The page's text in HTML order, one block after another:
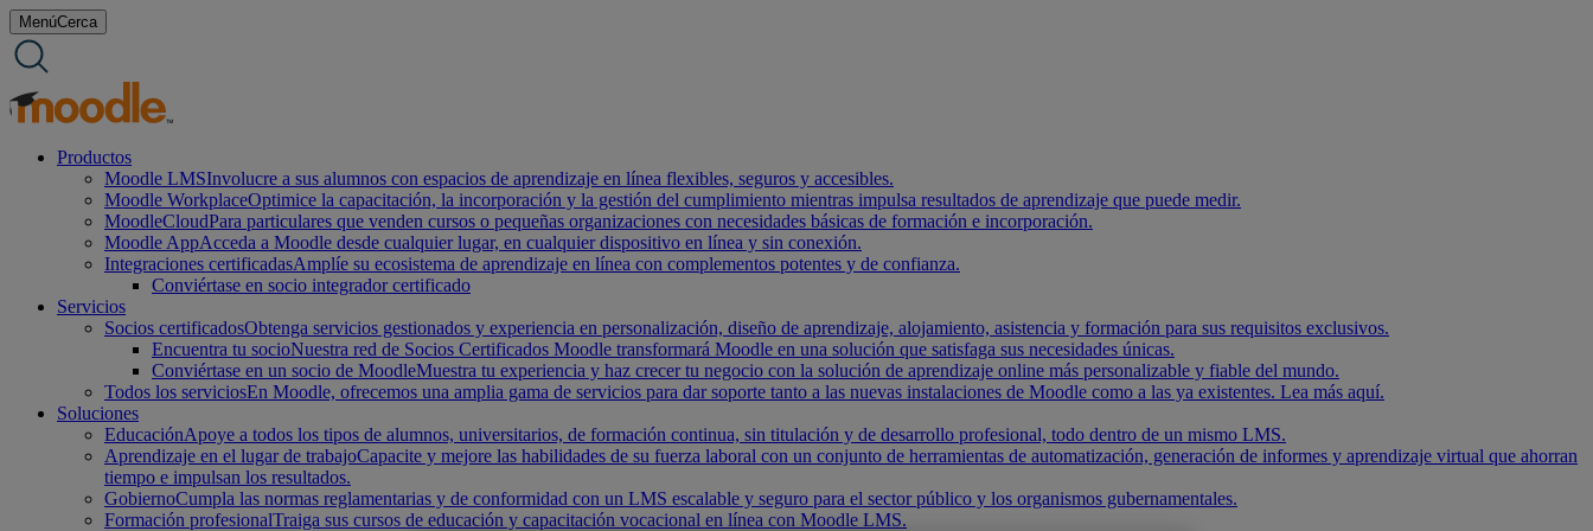
saltar
al
contenido
MenúCerca
Productos
Moodle LMSInvolucre a sus alumnos con espacios de aprendizaje en línea flexibles, seguros y accesibles.
Moodle WorkplaceOptimice la capacitación, la incorporación y la gestión del cumplimiento mientras impulsa resultados de aprendizaje que puede medir.
MoodleCloudPara particulares que venden cursos o pequeñas organizaciones con necesidades básicas de formación e incorporación.
Moodle AppAcceda a Moodle desde cualquier lugar, en cualquier dispositivo en línea y sin conexión.
Integraciones certificadasAmplíe su ecosistema de aprendizaje en línea con complementos potentes y de confianza.
Conviértase en socio integrador certificado
Servicios
Socios certificadosObtenga servicios gestionados y experiencia en personalización, diseño de aprendizaje, alojamiento, asistencia y formación para sus requisitos exclusivos.
Encuentra tu socioNuestra red de Socios Certificados Moodle transformará Moodle en una solución que satisfaga sus necesidades únicas.
Conviértase en un socio de MoodleMuestra tu experiencia y haz crecer tu negocio con la solución de aprendizaje online más personalizable y fiable del mundo.
Todos los serviciosEn Moodle, ofrecemos una amplia gama de servicios para dar soporte tanto a las nuevas instalaciones de Moodle como a las ya existentes. Lea más aquí.
Soluciones
EducaciónApoye a todos los tipos de alumnos, universitarios, de formación continua, sin titulación y de desarrollo profesional, todo dentro de un mismo LMS.
Aprendizaje en el lugar de trabajoCapacite y mejore las habilidades de su fuerza laboral con un conjunto de herramientas de automatización, generación de informes y aprendizaje virtual que ahorran
tiempo e impulsan los resultados.
GobiernoCumpla las normas reglamentarias y de conformidad con un LMS escalable y seguro para el sector público y los organismos gubernamentales.
Formación profesionalTraiga sus cursos de educación y capacitación vocacional en línea con Moodle LMS.